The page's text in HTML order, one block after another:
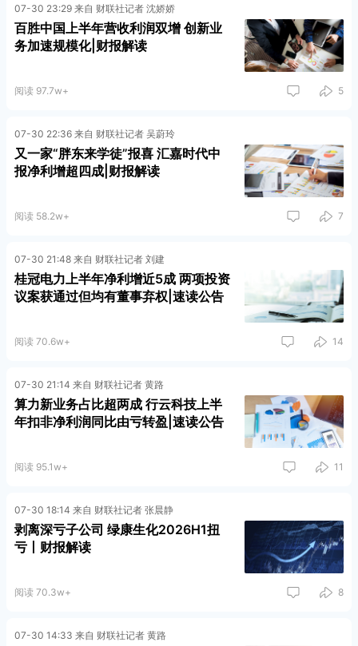
07-30 23:29 来自 财联社记者 沈娇娇
百胜中国上半年营收利润双增 创新业
务加速规模化|财报解读
阅读 97.7w+ 5
07-30 22:36 来自 财联社记者 吴蔚玲
又一家“胖东来学徒”报喜 汇嘉时代中
报净利增超四成|财报解读
阅读 58.2w+ 7
07-30 21:48 来自 财联社记者 刘建
桂冠电力上半年净利增近5成 两项投资
议案获通过但均有董事弃权|速读公告
阅读 70.6w+ 14
07-30 21:14 来自 财联社记者 黄路
算力新业务占比超两成 行云科技上半
年扣非净利润同比由亏转盈|速读公告
阅读 95.1w+ 11
07-30 18:14 来自 财联社记者 张晨静
剥离深亏子公司 绿康生化2026H1扭
亏丨财报解读
阅读 70.3w+ 8
07-30 14:33 来自 财联社记者 黄路